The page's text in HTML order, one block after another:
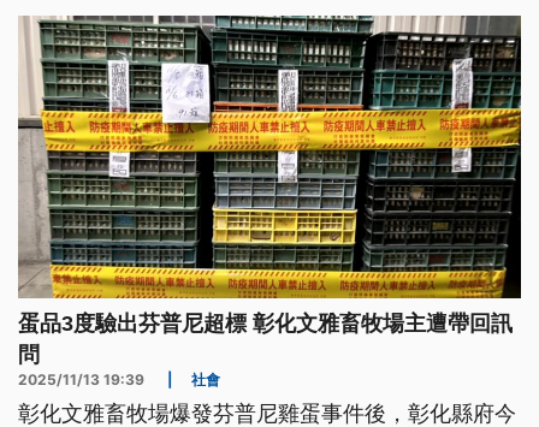
了問題蛋流向正在釐清，也已經發文彰化地檢署要求
併案調查。
蛋品3度驗出芬普尼超標 彰化文雅畜牧場主遭帶回訊
問
2025/11/13 19:39 社會
彰化文雅畜牧場爆發芬普尼雞蛋事件後，彰化縣府今